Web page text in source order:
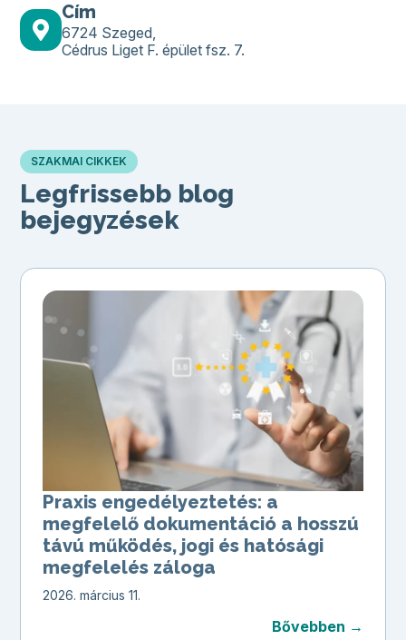
Cím
6724 Szeged,
Cédrus Liget F. épület fsz. 7.
Legfrissebb blog
bejegyzések
SZAKMAI CIKKEK
Praxis engedélyeztetés: a
megfelelő dokumentáció a hosszú
távú működés, jogi és hatósági
megfelelés záloga
2026. március 11.
Bővebben →